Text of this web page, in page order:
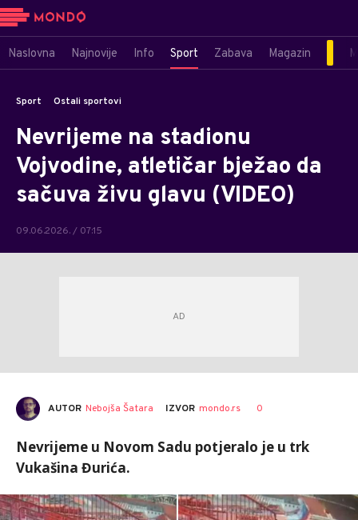
Naslovna Najnovije Info Sport Zabava Magazin
Sport Ostali sportovi
Nevrijeme na stadionu
Vojvodine, atletičar bježao da
sačuva živu glavu (VIDEO)
09.06.2026. / 07:15
AUTOR Nebojša Šatara IZVOR mondo.rs 0
Nevrijeme u Novom Sadu potjeralo je u trk
Vukašina Đurića.